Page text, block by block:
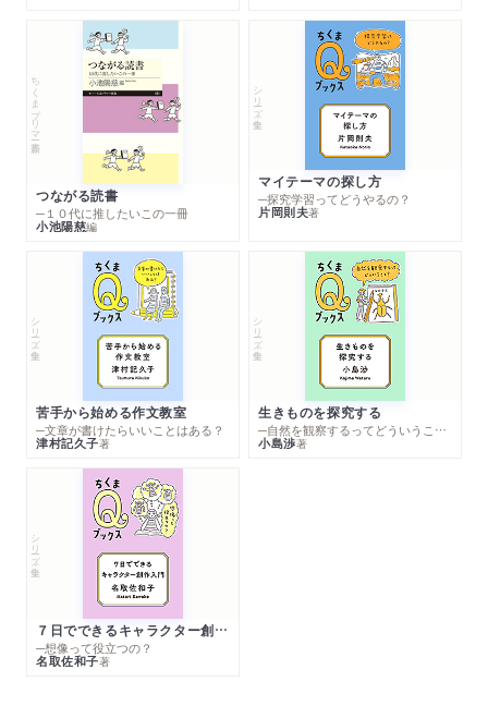
ちくまプリマー新書
つながる読書
─１０代に推したいこの一冊
小池陽慈編
シリーズ・全集
マイテーマの探し方
─探究学習ってどうやるの？
片岡則夫著
シリーズ・全集
苦手から始める作文教室
─文章が書けたらいいことはある？
津村記久子著
シリーズ・全集
生きものを探究する
─自然を観察するってどういうこと？
小島渉著
シリーズ・全集
７日でできるキャラクター創作入門
─想像って役立つの？
名取佐和子著